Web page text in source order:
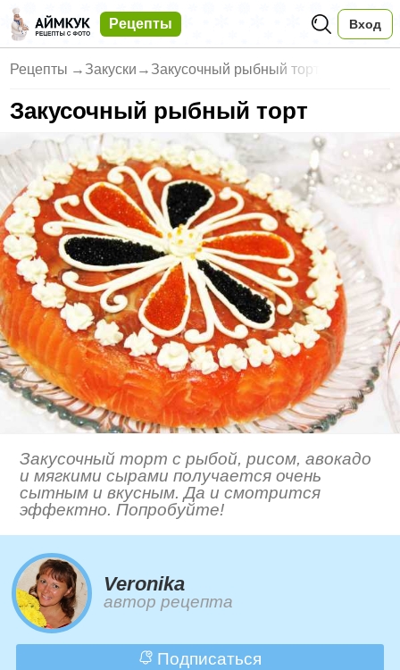
Рецепты Вход
Рецепты → Закуски → Закусочный рыбный торт
Закусочный рыбный торт
Закусочный торт с рыбой, рисом, авокадо
и мягкими сырами получается очень
сытным и вкусным. Да и смотрится
эффектно. Попробуйте!
Veronika
автор рецепта
Подписаться